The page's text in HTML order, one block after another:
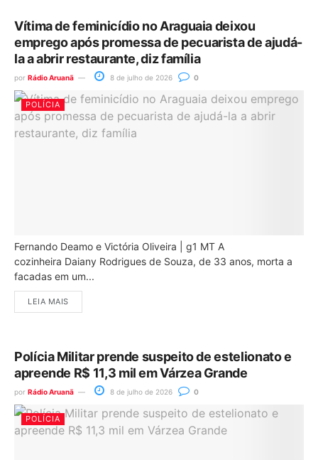
Vítima de feminicídio no Araguaia deixou
emprego após promessa de pecuarista de ajudá-
la a abrir restaurante, diz família
por Rádio Aruanã 8 de julho de 2026 0
POLÍCIA
Fernando Deamo e Victória Oliveira | g1 MT A
cozinheira Daiany Rodrigues de Souza, de 33 anos, morta a
facadas em um...
LEIA MAIS
Polícia Militar prende suspeito de estelionato e
apreende R$ 11,3 mil em Várzea Grande
por Rádio Aruanã 8 de julho de 2026 0
POLÍCIA